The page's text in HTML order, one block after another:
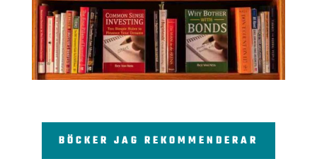
BÖCKER JAG REKOMMENDERAR